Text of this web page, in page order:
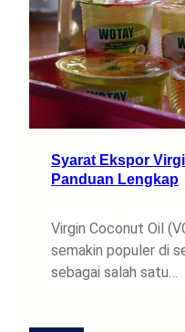
Syarat Ekspor
Panduan Lengkap
Virgin Coconut Oil
semakin populer di
sebagai salah satu…